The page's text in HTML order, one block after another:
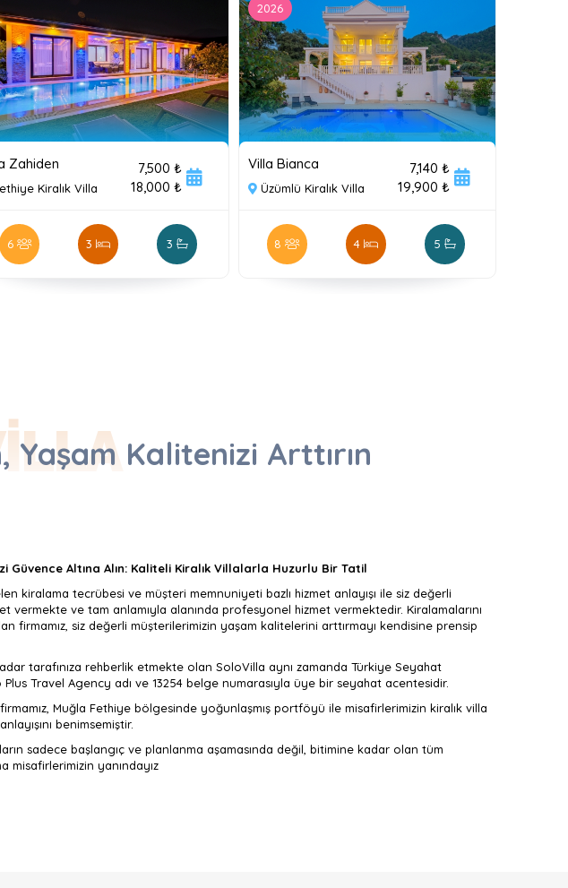
Zahiden
Kiralık Villa
7,500 ₺
18,000 ₺
6 3 3
2026
Villa Bianca
Üzümlü Kiralık Villa
7,140 ₺
19,900 ₺
8 4 5
Kalitenizi Arttırın
Güvence Altına Alın: Kaliteli Kiralık Villalarla Huzurlu Bir Tatil
kiralama tecrübesi ve müşteri memnuniyeti bazlı hizmet anlayışı ile siz değerli
vermekte ve tam anlamıyla alanında profesyonel hizmet vermektedir. Kiralamalarını
firmamız, siz değerli müşterilerimizin yaşam kalitelerini arttırmayı kendisine prensip
tarafınıza rehberlik etmekte olan SoloVilla aynı zamanda Türkiye Seyahat
Plus Travel Agency adı ve 13254 belge numarasıyla üye bir seyahat acentesidir.
Muğla Fethiye bölgesinde yoğunlaşmış portföyü ile misafirlerimizin kiralık villa
benimsemiştir.
sadece başlangıç ve planlanma aşamasında değil, bitimine kadar olan tüm
misafirlerimizin yanındayız